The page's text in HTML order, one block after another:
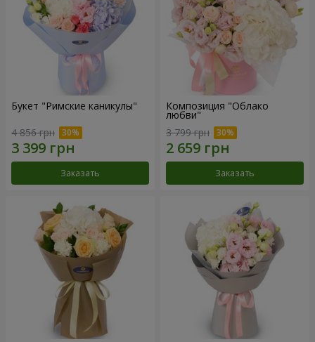
Букет "Римские каникулы"
4 856 грн
Заказать
Композиция "Облако
любви"
3 799 грн
Заказать